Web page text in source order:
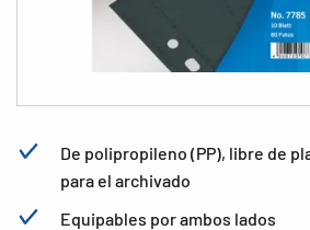
De polipropileno (PP), libre de
para el archivado
Equipables por ambos lados